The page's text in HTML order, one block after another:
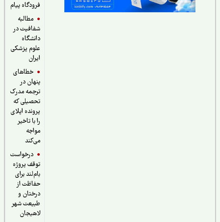
فرودگاه پیام
مطالبه
شفافیت در
دانشگاه
علوم پزشکی
خطاهای
پنهان در
ترجمه مدرک
تحصیلی که
پرونده اپلای
را با تاخیر
درخواست
توقف پروژه
بام‌لند برای
حفاظت از
درختان و
طبیعت شهر
لاهیجان